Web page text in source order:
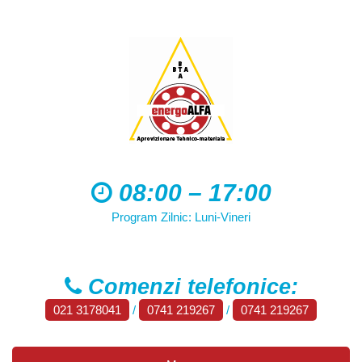
08:00 – 17:00
Program Zilnic: Luni-Vineri
Comenzi telefonice:
021 3178041 / 0741 219267 / 0741 219267